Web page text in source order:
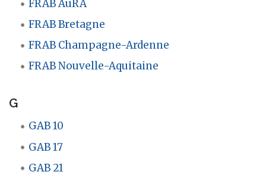
FRAB AuRA
FRAB Bretagne
FRAB Champagne-Ardenne
FRAB Nouvelle-Aquitaine
G
GAB 10
GAB 17
GAB 21